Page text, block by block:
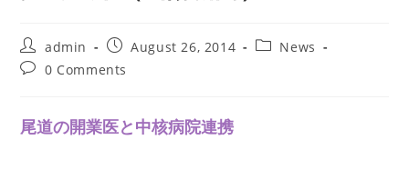
Post
author:
admin
Post
published:
August 26, 2014
PostNews
Post0 Comments
尾道の開業医と中核病院連携